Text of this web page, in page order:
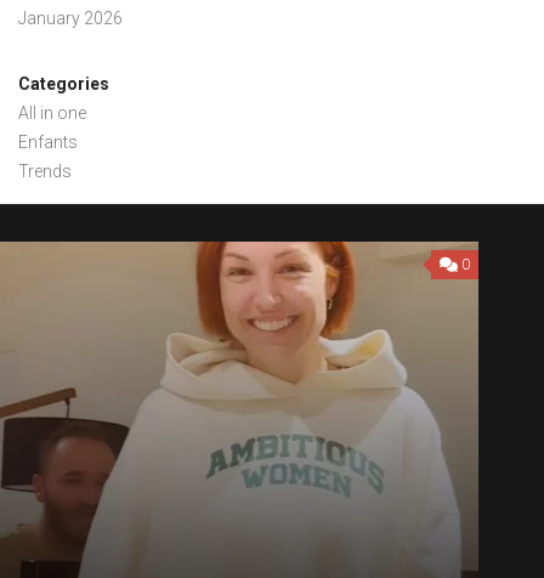
January 2026
Categories
All in one
Enfants
Trends
0